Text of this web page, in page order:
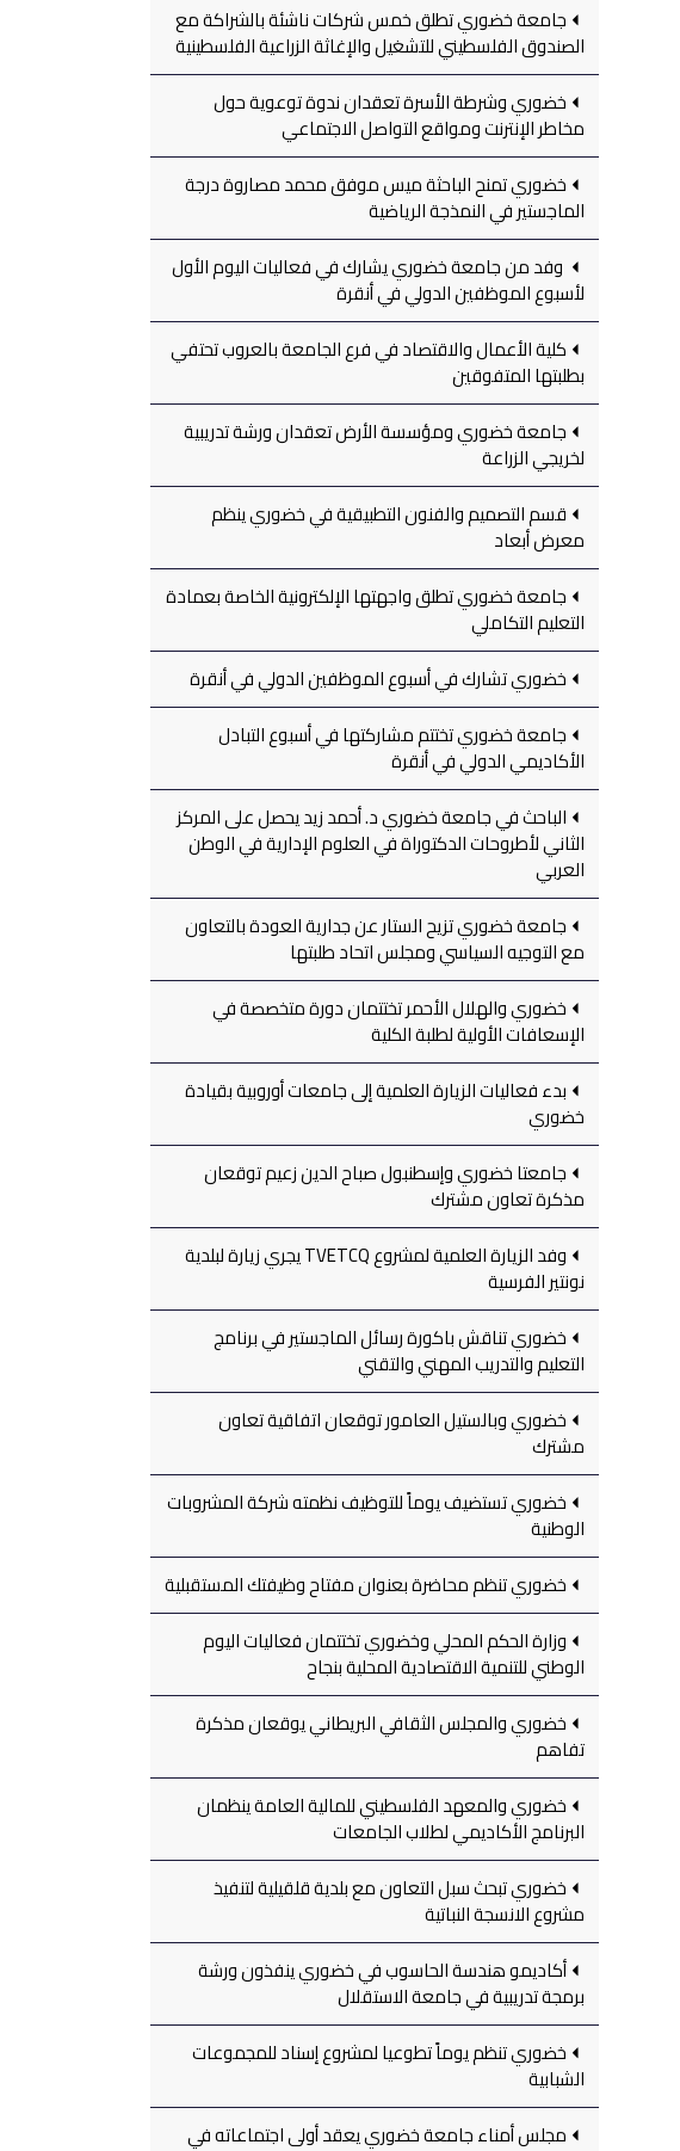
جامعة خضوري تطلق خمس شركات ناشئة بالشراكة مع
الصندوق الفلسطيني للتشغيل والإغاثة الزراعية الفلسطينية
خضوري وشرطة الأسرة تعقدان ندوة توعوية حول
مخاطر الإنترنت ومواقع التواصل الاجتماعي
خضوري تمنح الباحثة ميس موفق محمد مصاروة درجة
الماجستير في النمذجة الرياضية
وفد من جامعة خضوري يشارك في فعاليات اليوم الأول
لأسبوع الموظفين الدولي في أنقرة
كلية الأعمال والاقتصاد في فرع الجامعة بالعروب تحتفي
بطلبتها المتفوقين
جامعة خضوري ومؤسسة الأرض تعقدان ورشة تدريبية
لخريجي الزراعة
قسم التصميم والفنون التطبيقية في خضوري ينظم
معرض أبعاد
جامعة خضوري تطلق واجهتها الإلكترونية الخاصة بعمادة
التعليم التكاملي
خضوري تشارك في أسبوع الموظفين الدولي في أنقرة
جامعة خضوري تختتم مشاركتها في أسبوع التبادل
الأكاديمي الدولي في أنقرة
الباحث في جامعة خضوري د. أحمد زيد يحصل على المركز
الثاني لأطروحات الدكتوراة في العلوم الإدارية في الوطن
العربي
جامعة خضوري تزيح الستار عن جدارية العودة بالتعاون
مع التوجيه السياسي ومجلس اتحاد طلبتها
خضوري والهلال الأحمر تختتمان دورة متخصصة في
الإسعافات الأولية لطلبة الكلية
بدء فعاليات الزيارة العلمية إلى جامعات أوروبية بقيادة
خضوري
جامعتا خضوري وإسطنبول صباح الدين زعيم توقعان
مذكرة تعاون مشترك
وفد الزيارة العلمية لمشروع TVETCQ يجري زيارة لبلدية
نونتير الفرسية
خضوري تناقش باكورة رسائل الماجستير في برنامج
التعليم والتدريب المهني والتقني
خضوري وبالستيل العامور توقعان اتفاقية تعاون
مشترك
خضوري تستضيف يوماً للتوظيف نظمته شركة المشروبات
الوطنية
خضوري تنظم محاضرة بعنوان مفتاح وظيفتك المستقبلية
وزارة الحكم المحلي وخضوري تختتمان فعاليات اليوم
الوطني للتنمية الاقتصادية المحلية بنجاح
خضوري والمجلس الثقافي البريطاني يوقعان مذكرة
تفاهم
خضوري والمعهد الفلسطيني للمالية العامة ينظمان
البرنامج الأكاديمي لطلاب الجامعات
خضوري تبحث سبل التعاون مع بلدية قلقيلية لتنفيذ
مشروع الانسجة النباتية
أكاديمو هندسة الحاسوب في خضوري ينفذون ورشة
برمجة تدريبية في جامعة الاستقلال
خضوري تنظم يوماً تطوعيا لمشروع إسناد للمجموعات
الشبابية
مجلس أمناء جامعة خضوري يعقد أولى اجتماعاته في